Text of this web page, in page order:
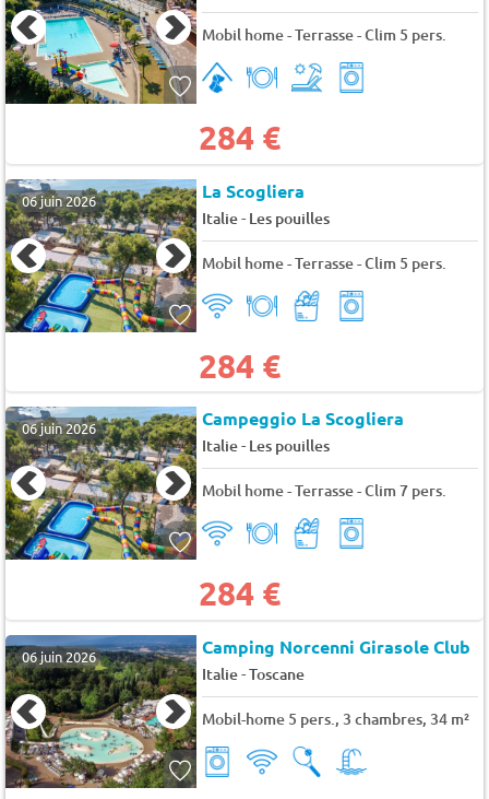
Mobil home - Terrasse - Clim 5 pers.
284 €
06 juin 2026 La Scogliera
Italie- Les pouilles
Mobil home - Terrasse - Clim 5 pers.
284 €
06 juin 2026 Campeggio La Scogliera
Italie- Les pouilles
Mobil home - Terrasse - Clim 7 pers.
284 €
06 juin 2026 Camping Norcenni Girasole Club
Italie-Toscane
Mobil-home 5 pers., 3 chambres, 34 m²